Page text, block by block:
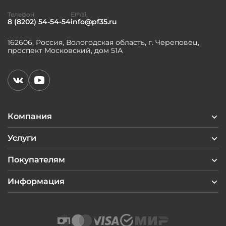
Компания
Услуги
Покупателям
Информация
162606, Россия, Вологодская область, г. Череповец,
проспект Московский, дом 51А
Телефон
8 (8202) 54-54-54
Email
info@pf35.ru